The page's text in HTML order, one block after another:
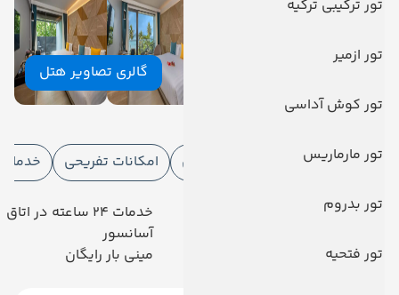
تور ترکیبی ترکیه
تور ازمیر
تور کوش آداسی
تور مارماریس
تور بدروم
تور فتحیه
گالری تصاویر هتل
امکانات هتل
امکانات هتل
امکانات ورزشی امکانات تفریحی خدمات
رستوران
تلویزیون کابلی/ماهواره‌ای
خدمات 24 ساعته در اتاق
آسانسور
مینی بار رایگان